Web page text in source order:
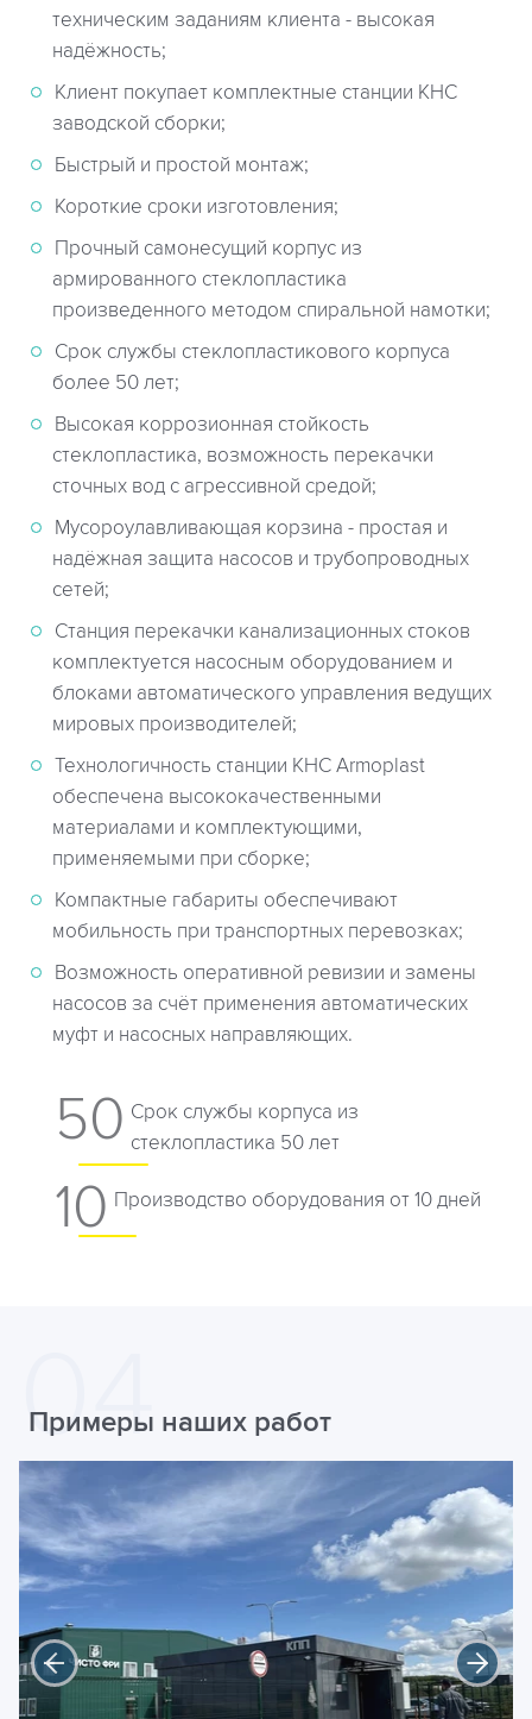
техническим заданиям клиента - высокая
надёжность;
Клиент покупает комплектные станции КНС
заводской сборки;
Быстрый и простой монтаж;
Короткие сроки изготовления;
Прочный самонесущий корпус из
армированного стеклопластика
произведенного методом спиральной намотки;
Срок службы стеклопластикового корпуса
более 50 лет;
Высокая коррозионная стойкость
стеклопластика, возможность перекачки
сточных вод с агрессивной средой;
Мусороулавливающая корзина - простая и
надёжная защита насосов и трубопроводных
сетей;
Станция перекачки канализационных стоков
комплектуется насосным оборудованием и
блоками автоматического управления ведущих
мировых производителей;
Технологичность станции КНС Armoplast
обеспечена высококачественными
материалами и комплектующими,
применяемыми при сборке;
Компактные габариты обеспечивают
мобильность при транспортных перевозках;
Возможность оперативной ревизии и замены
насосов за счёт применения автоматических
муфт и насосных направляющих.
50 Срок службы корпуса из
стеклопластика 50 лет
10 Производство оборудования от 10 дней
Примеры наших работ